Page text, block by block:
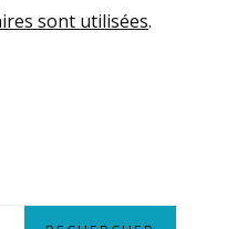
sont utilisées.